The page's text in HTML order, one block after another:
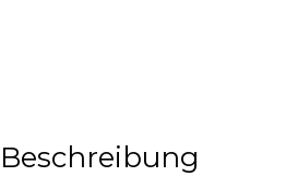
Beschreibung